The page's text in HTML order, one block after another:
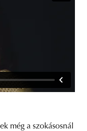
még a szokásosnál